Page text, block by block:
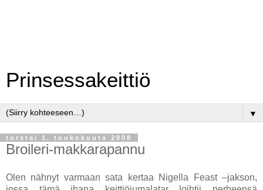
Prinsessakeittiö
▼
torstai 1. toukokuuta 2008
Broileri-makkarapannu
Olen nähnyt varmaan sata kertaa Nigella Feast –jakson,